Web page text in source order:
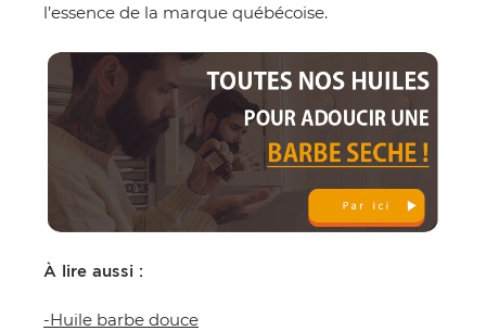
l’essence de la marque québécoise.
À lire aussi :
-Huile barbe douce